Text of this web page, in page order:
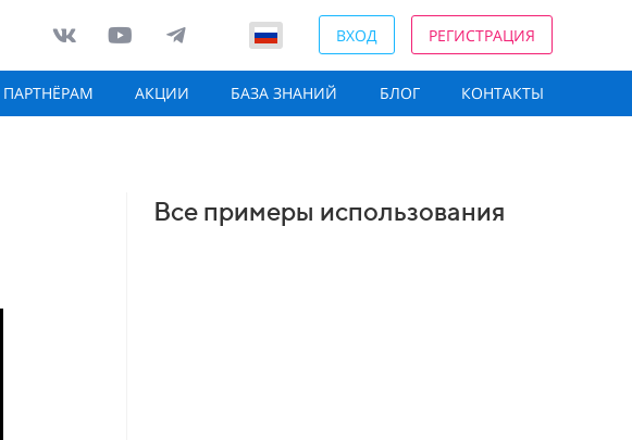
ВХОД РЕГИСТРАЦИЯ
ПАРТНЁРАМ АКЦИИ БАЗА ЗНАНИЙ БЛОГ КОНТАКТЫ
Все примеры использования